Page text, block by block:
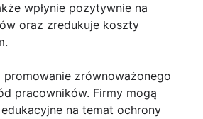
wpłynie pozytywnie na
oraz zredukuje koszty
promowanie zrównoważonego
pracowników. Firmy mogą
na temat ochrony